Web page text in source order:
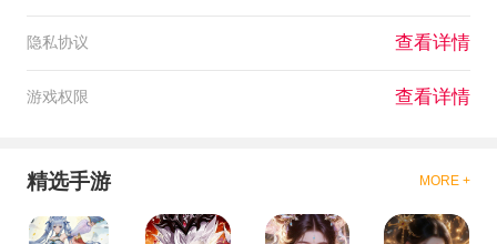
隐私协议 查看详情
游戏权限 查看详情
精选手游 MORE +